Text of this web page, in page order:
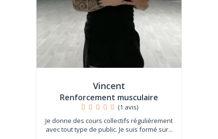
Vincent
Renforcement musculaire
(1 avis)
Je donne des cours collectifs régulièrement
avec tout type de public. Je suis formé sur...